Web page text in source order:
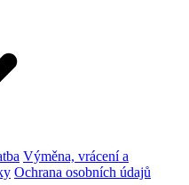
Výměna, vrácení a
Ochrana osobních údajů